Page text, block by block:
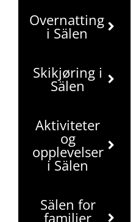
Overnatting
i Sälen
Skikjøring i
Sälen
Aktiviteter
og
opplevelser
i Sälen
Sälen for
familier